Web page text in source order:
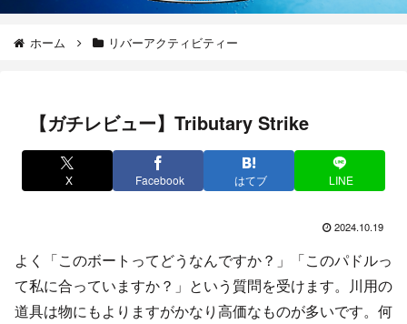
ホーム リバーアクティビティー
【ガチレビュー】Tributary Strike
X Facebook はてブ LINE
2024.10.19
よく「このボートってどうなんですか？」「このパドルっ
て私に合っていますか？」という質問を受けます。川用の
道具は物にもよりますがかなり高価なものが多いです。何